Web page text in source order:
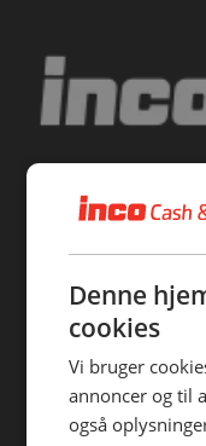
Flæsketorvet 84 A
1711 København V
inco@inco.dk
Man - Fre06:00 -
Lørdag06:00 -
Søndag08:00 -
Vi påtager os intet
efterfølgende
Denne
cookies
Vi bruger
annoncer og til
også